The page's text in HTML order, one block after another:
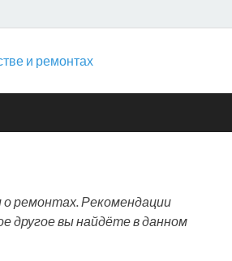
Всё о
ремонтах. Рекомендации
другое вы найдёте в данном